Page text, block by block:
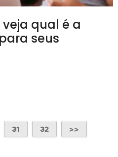
veja qual é a
seus
31 32